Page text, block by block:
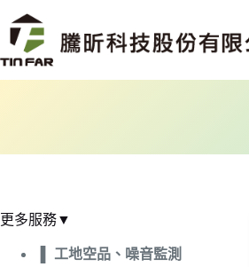
更多服務▼
工地空品、噪音監測